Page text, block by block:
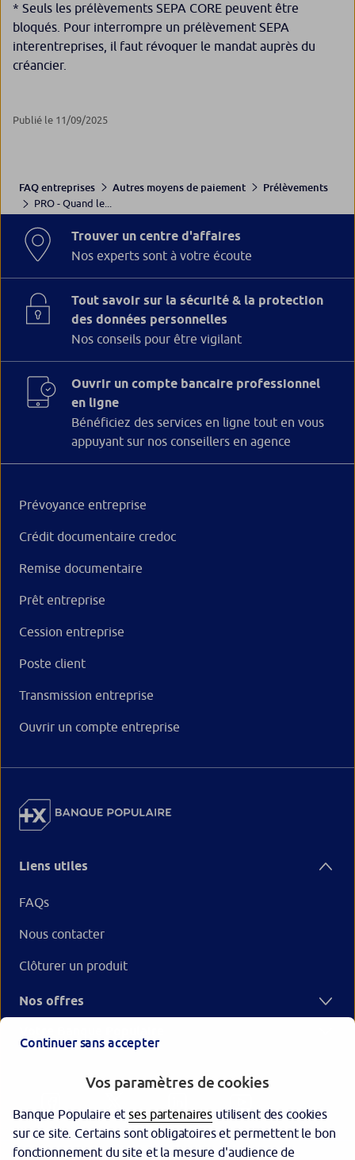
* Seuls les prélèvements SEPA CORE peuvent être
bloqués. Pour interrompre un prélèvement SEPA
interentreprises, il faut révoquer le mandat auprès du
créancier.
Publié le 11/09/2025
FAQ entreprises Autres moyens de paiement
Prélèvements
PRO - Quand le...
Trouver un centre d'affaires
Nos experts sont à votre écoute
Tout savoir sur la sécurité & la protection
des données personnelles
Nos conseils pour être vigilant
Ouvrir un compte bancaire professionnel
en ligne
Bénéficiez des services en ligne tout en vous
appuyant sur nos conseillers en agence
Prévoyance entreprise
Crédit documentaire credoc
Remise documentaire
Prêt entreprise
Cession entreprise
Poste client
Transmission entreprise
Ouvrir un compte entreprise
Liens utiles
FAQs
Nous contacter
Clôturer un produit
Nos offres
Continuer sans accepter
Vos paramètres de cookies
Banque Populaire etses partenaires utilisent des cookies
sur ce site. Certains sont obligatoires et permettent le bon
fonctionnement du site et la mesure d'audience de